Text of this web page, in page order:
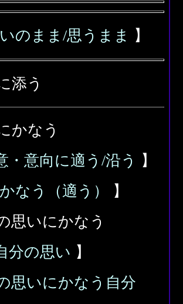
のまま/思うまま 】
添う
かなう
・意向に適う/沿う
】
かなう（適う）
】
思いにかなう
分の思い 】
思いにかなう自分